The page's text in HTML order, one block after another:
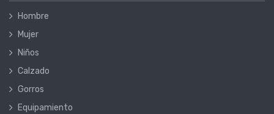
Hombre
Mujer
Niños
Calzado
Gorros
Equipamiento